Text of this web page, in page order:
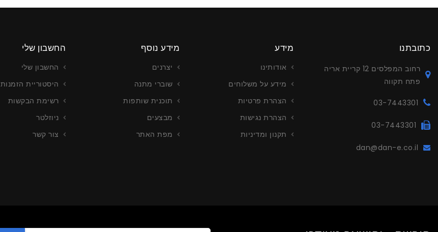
כתובתנו
רחוב המפלסים 12 קריית אריה
פתח תקווה
03-7443301
03-7443301
dan@dan-e.co.il
מידע
אודותינו
מידע על משלוחים
הצהרת פרטיות
הצהרת נגישות
תקנון ומדיניות
מידע נוסף
יצרנים
שוברי מתנה
תוכנית שותפות
מבצעים
מפת האתר
החשבון שלי
החשבון שלי
היסטוריית הזמנות
רשימת הבקשות
ניוזלטר
צור קשר